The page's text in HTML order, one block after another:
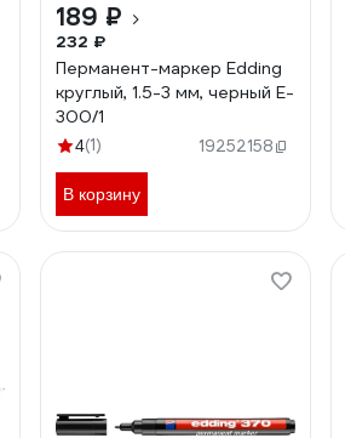
189 ₽
232 ₽
Перманент-маркер Edding
круглый, 1.5-3 мм, черный E-
300/1
4(1) 19252158
В корзину